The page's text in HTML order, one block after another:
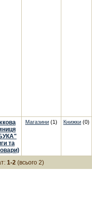
та
Магазини (1) Книжки (0)
1-2 (всього 2)